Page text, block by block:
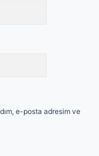
e-posta adresim ve